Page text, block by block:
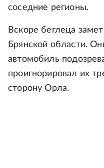
соседние регионы.
Вскоре беглеца
Брянской области.
автомобиль
проигнорировал их
сторону Орла.